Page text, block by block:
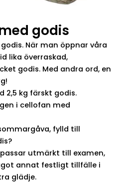
godis
När man öppnar våra
lika överraskad,
godis. Med andra ord, en
2,5 kg färskt godis.
i cellofan med
fylld till
utmärkt till examen,
annat festligt tillfälle i
glädje.